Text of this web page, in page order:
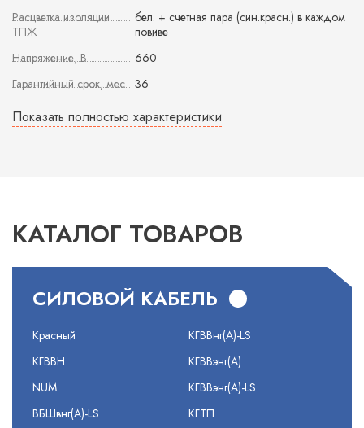
Расцветка изоляции
ТПЖ
бел. + счетная пара (син.красн.) в каждом
повиве
Напряжение, В
660
Гарантийный срок, мес 36
Показать полностью характеристики
КАТАЛОГ ТОВАРОВ
СИЛОВОЙ КАБЕЛЬ
Красный
КГВВН
NUM
ВБШвнг(А)-LS
КГВВнг(А)-LS
КГВВэнг(А)
КГВВэнг(А)-LS
КГТП